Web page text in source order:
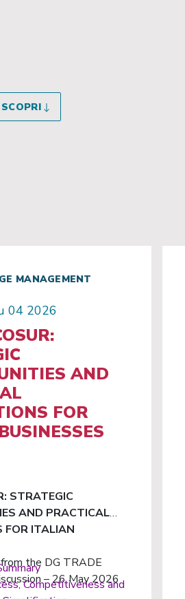
SCOPRI
MANAGEMENT
04 2026
AND
FOR
STRATEGIC
AND PRACTICAL
FOR ITALIAN
the DG TRADE
– 26 May 2026
Competitiveness and